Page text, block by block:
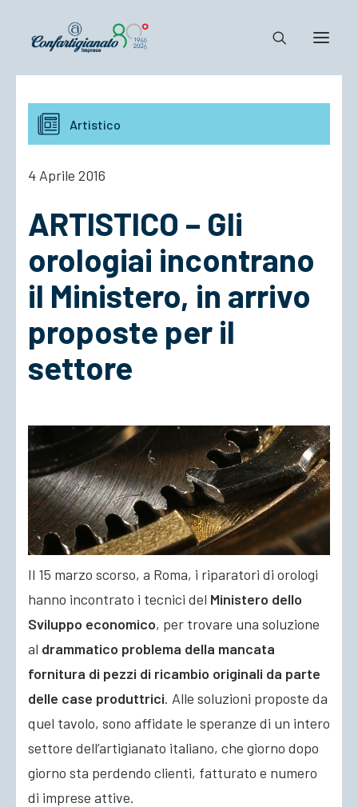
Notizie e Documenti
Confartigianato
Cosa Facciamo
Artistico
4 Aprile 2016
ARTISTICO – Gli
orologiai incontrano
il Ministero, in arrivo
proposte per il
settore
Il 15 marzo scorso, a Roma, i riparatori di orologi
hanno incontrato i tecnici del Ministero dello
Sviluppo economico, per trovare una soluzione
al drammatico problema della mancata
fornitura di pezzi di ricambio originali da parte
delle case produttrici. Alle soluzioni proposte da
quel tavolo, sono affidate le speranze di un intero
settore dell’artigianato italiano, che giorno dopo
giorno sta perdendo clienti, fatturato e numero
di imprese attive.